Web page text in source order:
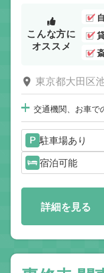
こんな方に
オススメ
東京都大田区
交通機関、お車で
駐車場あり
宿泊可能
詳細を見る